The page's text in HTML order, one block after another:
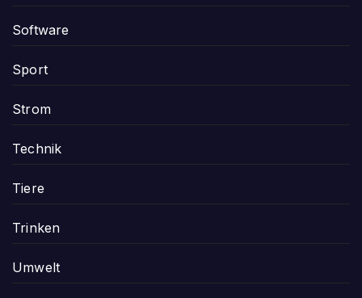
Software
Sport
Strom
Technik
Tiere
Trinken
Umwelt